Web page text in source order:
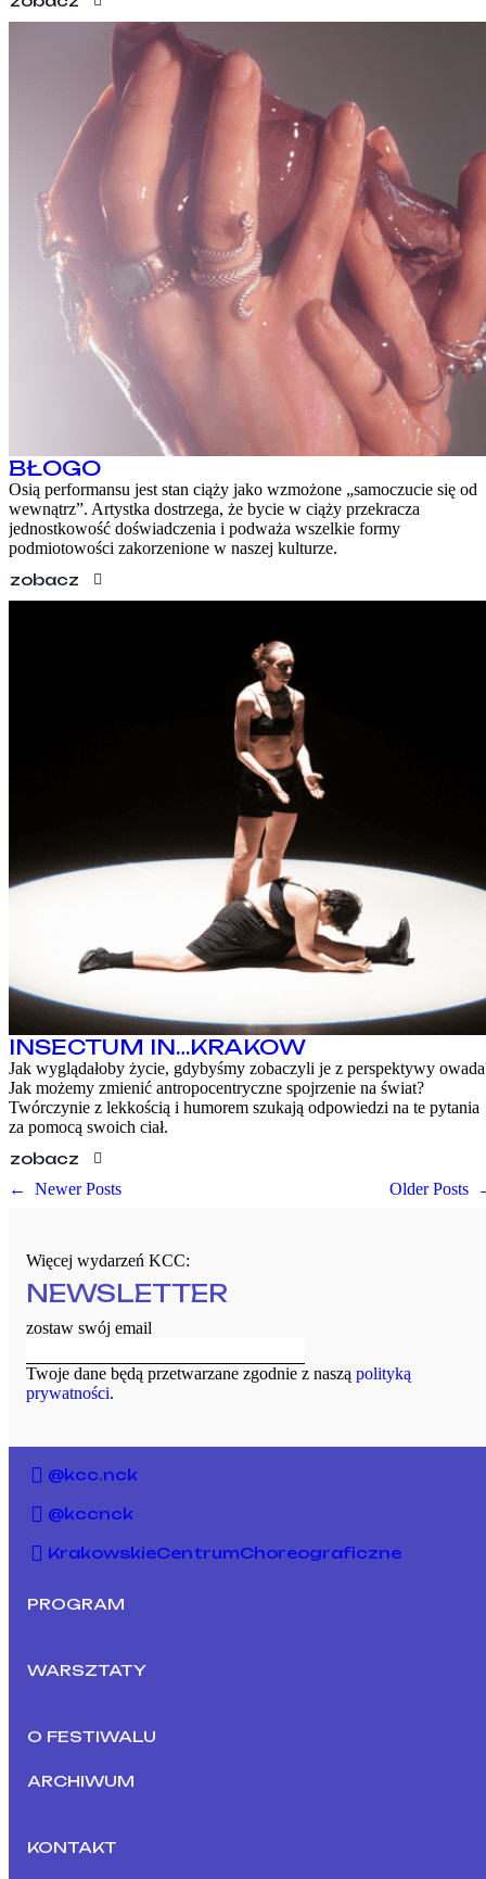
BŁOGO
Osią performansu jest stan ciąży jako wzmożone „samoczucie się od
wewnątrz”. Artystka dostrzega, że bycie w ciąży przekracza
jednostkowość doświadczenia i podważa wszelkie formy
podmiotowości zakorzenione w naszej kulturze.
zobacz
INSECTUM IN…KRAKOW
Jak wyglądałoby życie, gdybyśmy zobaczyli je z perspektywy
Jak możemy zmienić antropocentryczne spojrzenie na świat?
Twórczynie z lekkością i humorem szukają odpowiedzi na te pytania
za pomocą swoich ciał.
zobacz
←
Newer Posts Older Posts
Więcej wydarzeń KCC:
NEWSLETTER
zostaw swój email
Twoje dane będą przetwarzane zgodnie z naszą polityką
prywatności.
PROGRAM
WARSZTATY
O FESTIWALU
ARCHIWUM
KONTAKT
@kcc.nck
@kccnck
KrakowskieCentrumChoreograficzne